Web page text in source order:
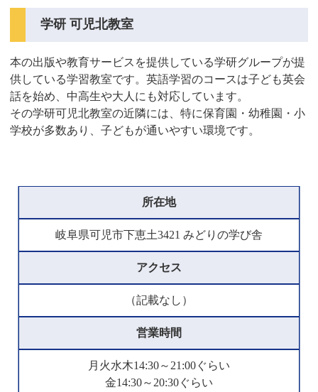
学研 可児北教室
本の出版や教育サービスを提供している学研グループが提
供している学習教室です。英語学習のコースは子ども英会
話を始め、中高生や大人にも対応しています。
その学研可児北教室の近隣には、特に保育園・幼稚園・小
学校が多数あり、子どもが通いやすい環境です。
所在地
岐阜県可児市下恵土3421 みどりの学び舎
アクセス
（記載なし）
営業時間
月火水木14:30～21:00ぐらい
金14:30～20:30ぐらい